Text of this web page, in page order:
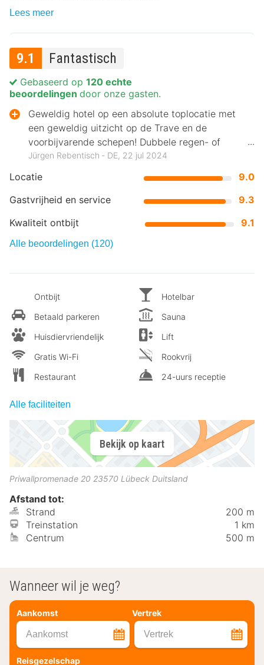
Lees meer
9.1 Fantastisch
Locatie
9.0
Gastvrijheid en service
9.3
Kwaliteit ontbijt
9.1
Gebaseerd op 120 echte
beoordelingen door onze gasten.
Geweldig hotel op een absolute toplocatie met
een geweldig uitzicht op de Trave en de
voorbijvarende schepen! Dubbele regen- of
stoomdouche super aangenaam!
Jürgen Rebentisch ‐ DE, 22 jul 2024
Alle beoordelingen (120)
Ontbijt
Betaald parkeren
Huisdiervriendelijk
Gratis Wi-Fi
Restaurant
Hotelbar
Sauna
Lift
Rookvrij
24-uurs receptie
Alle faciliteiten
Bekijk op kaart
Priwallpromenade 20 23570 Lübeck Duitsland
Afstand tot:
Strand
200 m
Treinstation
1 km
Centrum
500 m
Wanneer wil je weg?
Aankomst Vertrek
Aankomst Vertrek
Reisgezelschap